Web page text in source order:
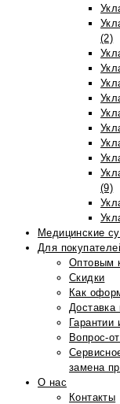
(2)
(9)
Медицинские
Для
Оптовым
Скидки
Как
Доставка
Гарантии
Вопрос-
замена
О нас
Контакты